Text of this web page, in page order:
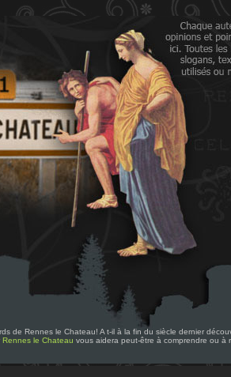
de Rennes le Chateau! A t-il à la fin du siècle dernier
Rennes le Chateau vous aidera peut-être à comprendre ou à